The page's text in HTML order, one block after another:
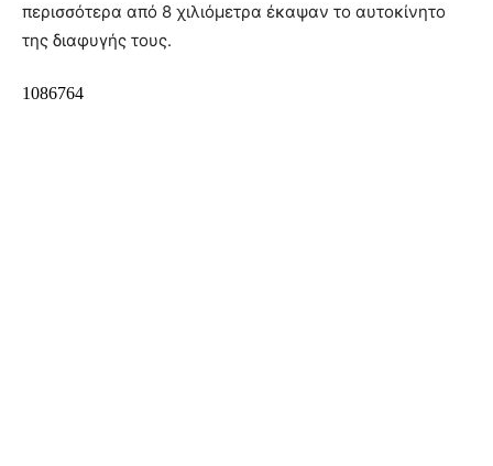
περισσότερα από 8 χιλιόμετρα έκαψαν το αυτοκίνητο
της διαφυγής τους.